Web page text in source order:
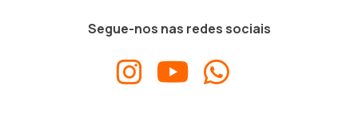
Segue-nos nas redes sociais